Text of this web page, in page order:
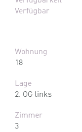
Verfügbar
Wohnung
18
Lage
2. OG links
Zimmer
3